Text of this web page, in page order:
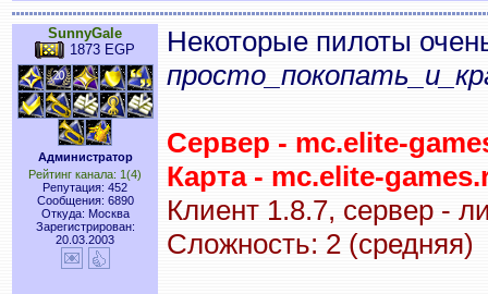
SunnyGale
1873 EGP
Администратор
Рейтинг канала: 1(4)
Репутация: 452
Сообщения: 6890
Откуда: Москва
Зарегистрирован:
20.03.2003
Некоторые пилоты
Сервер - mc.elite-
Карта - mc.elite-
Клиент 1.8.7, сервер -
Сложность: 2 (средняя)